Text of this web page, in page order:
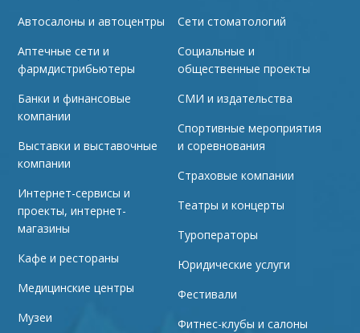
Автосалоны и автоцентры
Аптечные сети и
фармдистрибьютеры
Банки и финансовые
компании
Выставки и выставочные
компании
Интернет-сервисы и
проекты, интернет-
магазины
Кафе и рестораны
Медицинские центры
Музеи
Сети стоматологий
Социальные и
общественные проекты
СМИ и издательства
Спортивные мероприятия
и соревнования
Страховые компании
Театры и концерты
Туроператоры
Юридические услуги
Фестивали
Фитнес-клубы и салоны